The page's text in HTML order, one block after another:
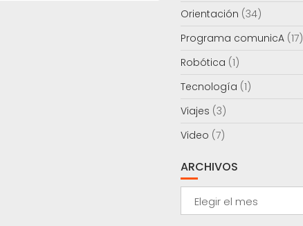
Orientación (34)
Programa comunicA(17)
Robótica (1)
Tecnología (1)
Viajes (3)
Video (7)
ARCHIVOS
Archivos